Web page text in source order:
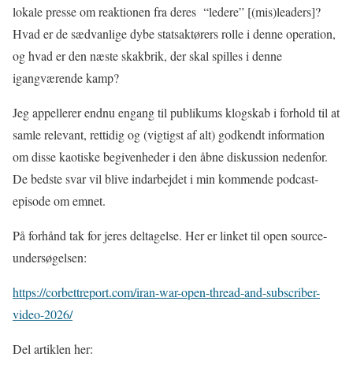
lokale presse om reaktionen fra deres “ledere” [(mis)leaders]?
Hvad er de sædvanlige dybe statsaktørers rolle i denne operation,
og hvad er den næste skakbrik, der skal spilles i denne
igangværende kamp?
Jeg appellerer endnu engang til publikums klogskab i forhold til at
samle relevant, rettidig og (vigtigst af alt) godkendt information
om disse kaotiske begivenheder i den åbne diskussion nedenfor.
De bedste svar vil blive indarbejdet i min kommende podcast-
episode om emnet.
På forhånd tak for jeres deltagelse. Her er linket til open source-
undersøgelsen:
https://corbettreport.com/iran-war-open-thread-and-subscriber-
video-2026/
Del artiklen her: